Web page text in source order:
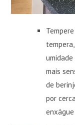
mais
de
por